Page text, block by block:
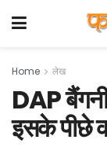
Home लेख
DAP
इसके पीछे